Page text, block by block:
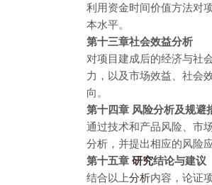
利用资金时间价值方法对
本水平。
第十三章社会效益分析
对项目建成后的经济与社
力，以及市场效益、社会
向。
第十四章 风险分析及规避
通过技术和产品风险、市
分析，并提出相应的风险
第十五章 研究结论与建议
结合以上分析内容，论证